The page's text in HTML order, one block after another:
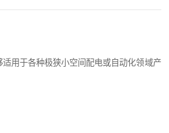
用于各种极狭小空间配电或自动化领域产